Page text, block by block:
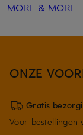
MORE & MORE
ONZE
Gratis
Voor bestellingen